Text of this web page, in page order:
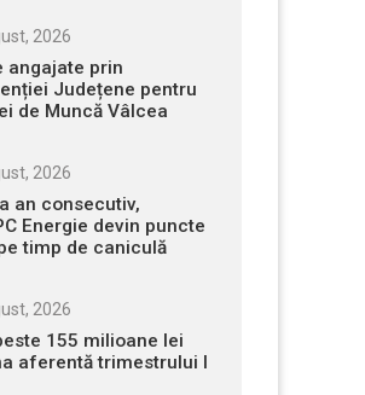
2026
angajate prin
Județene pentru
de Muncă Vâlcea
2026
an consecutiv,
Energie devin puncte
timp de caniculă
2026
155 milioane lei
aferentă trimestrului I